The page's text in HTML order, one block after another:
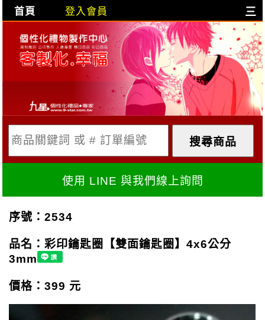
首頁 登入會員 三
購物車內容:
目前購物車是空的!
X
使用 LINE 與我們線上詢問